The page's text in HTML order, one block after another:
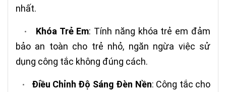
nhất.
• Khóa Trẻ Em: Tính năng khóa trẻ em đảm
bảo an toàn cho trẻ nhỏ, ngăn ngừa việc sử
dụng công tắc không đúng cách.
• Điều Chỉnh Độ Sáng Đèn Nền: Công tắc cho